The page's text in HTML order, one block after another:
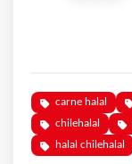
carne halal
chilehalal
halal chilehalal